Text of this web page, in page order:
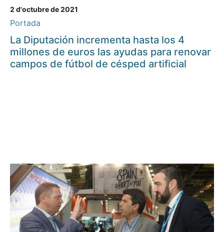
2 d'octubre de 2021
Portada
La Diputación incrementa hasta los 4
millones de euros las ayudas para renovar
campos de fútbol de césped artificial